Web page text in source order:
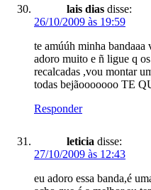
lais dias disse:
26/10/2009 às 19:59
te amúúh minha bandaaa
adoro muito e ñ ligue q
recalcadas ,vou montar
todas bejãooooooo TE
Responder
leticia disse:
27/10/2009 às 12:43
eu adoro essa banda,é